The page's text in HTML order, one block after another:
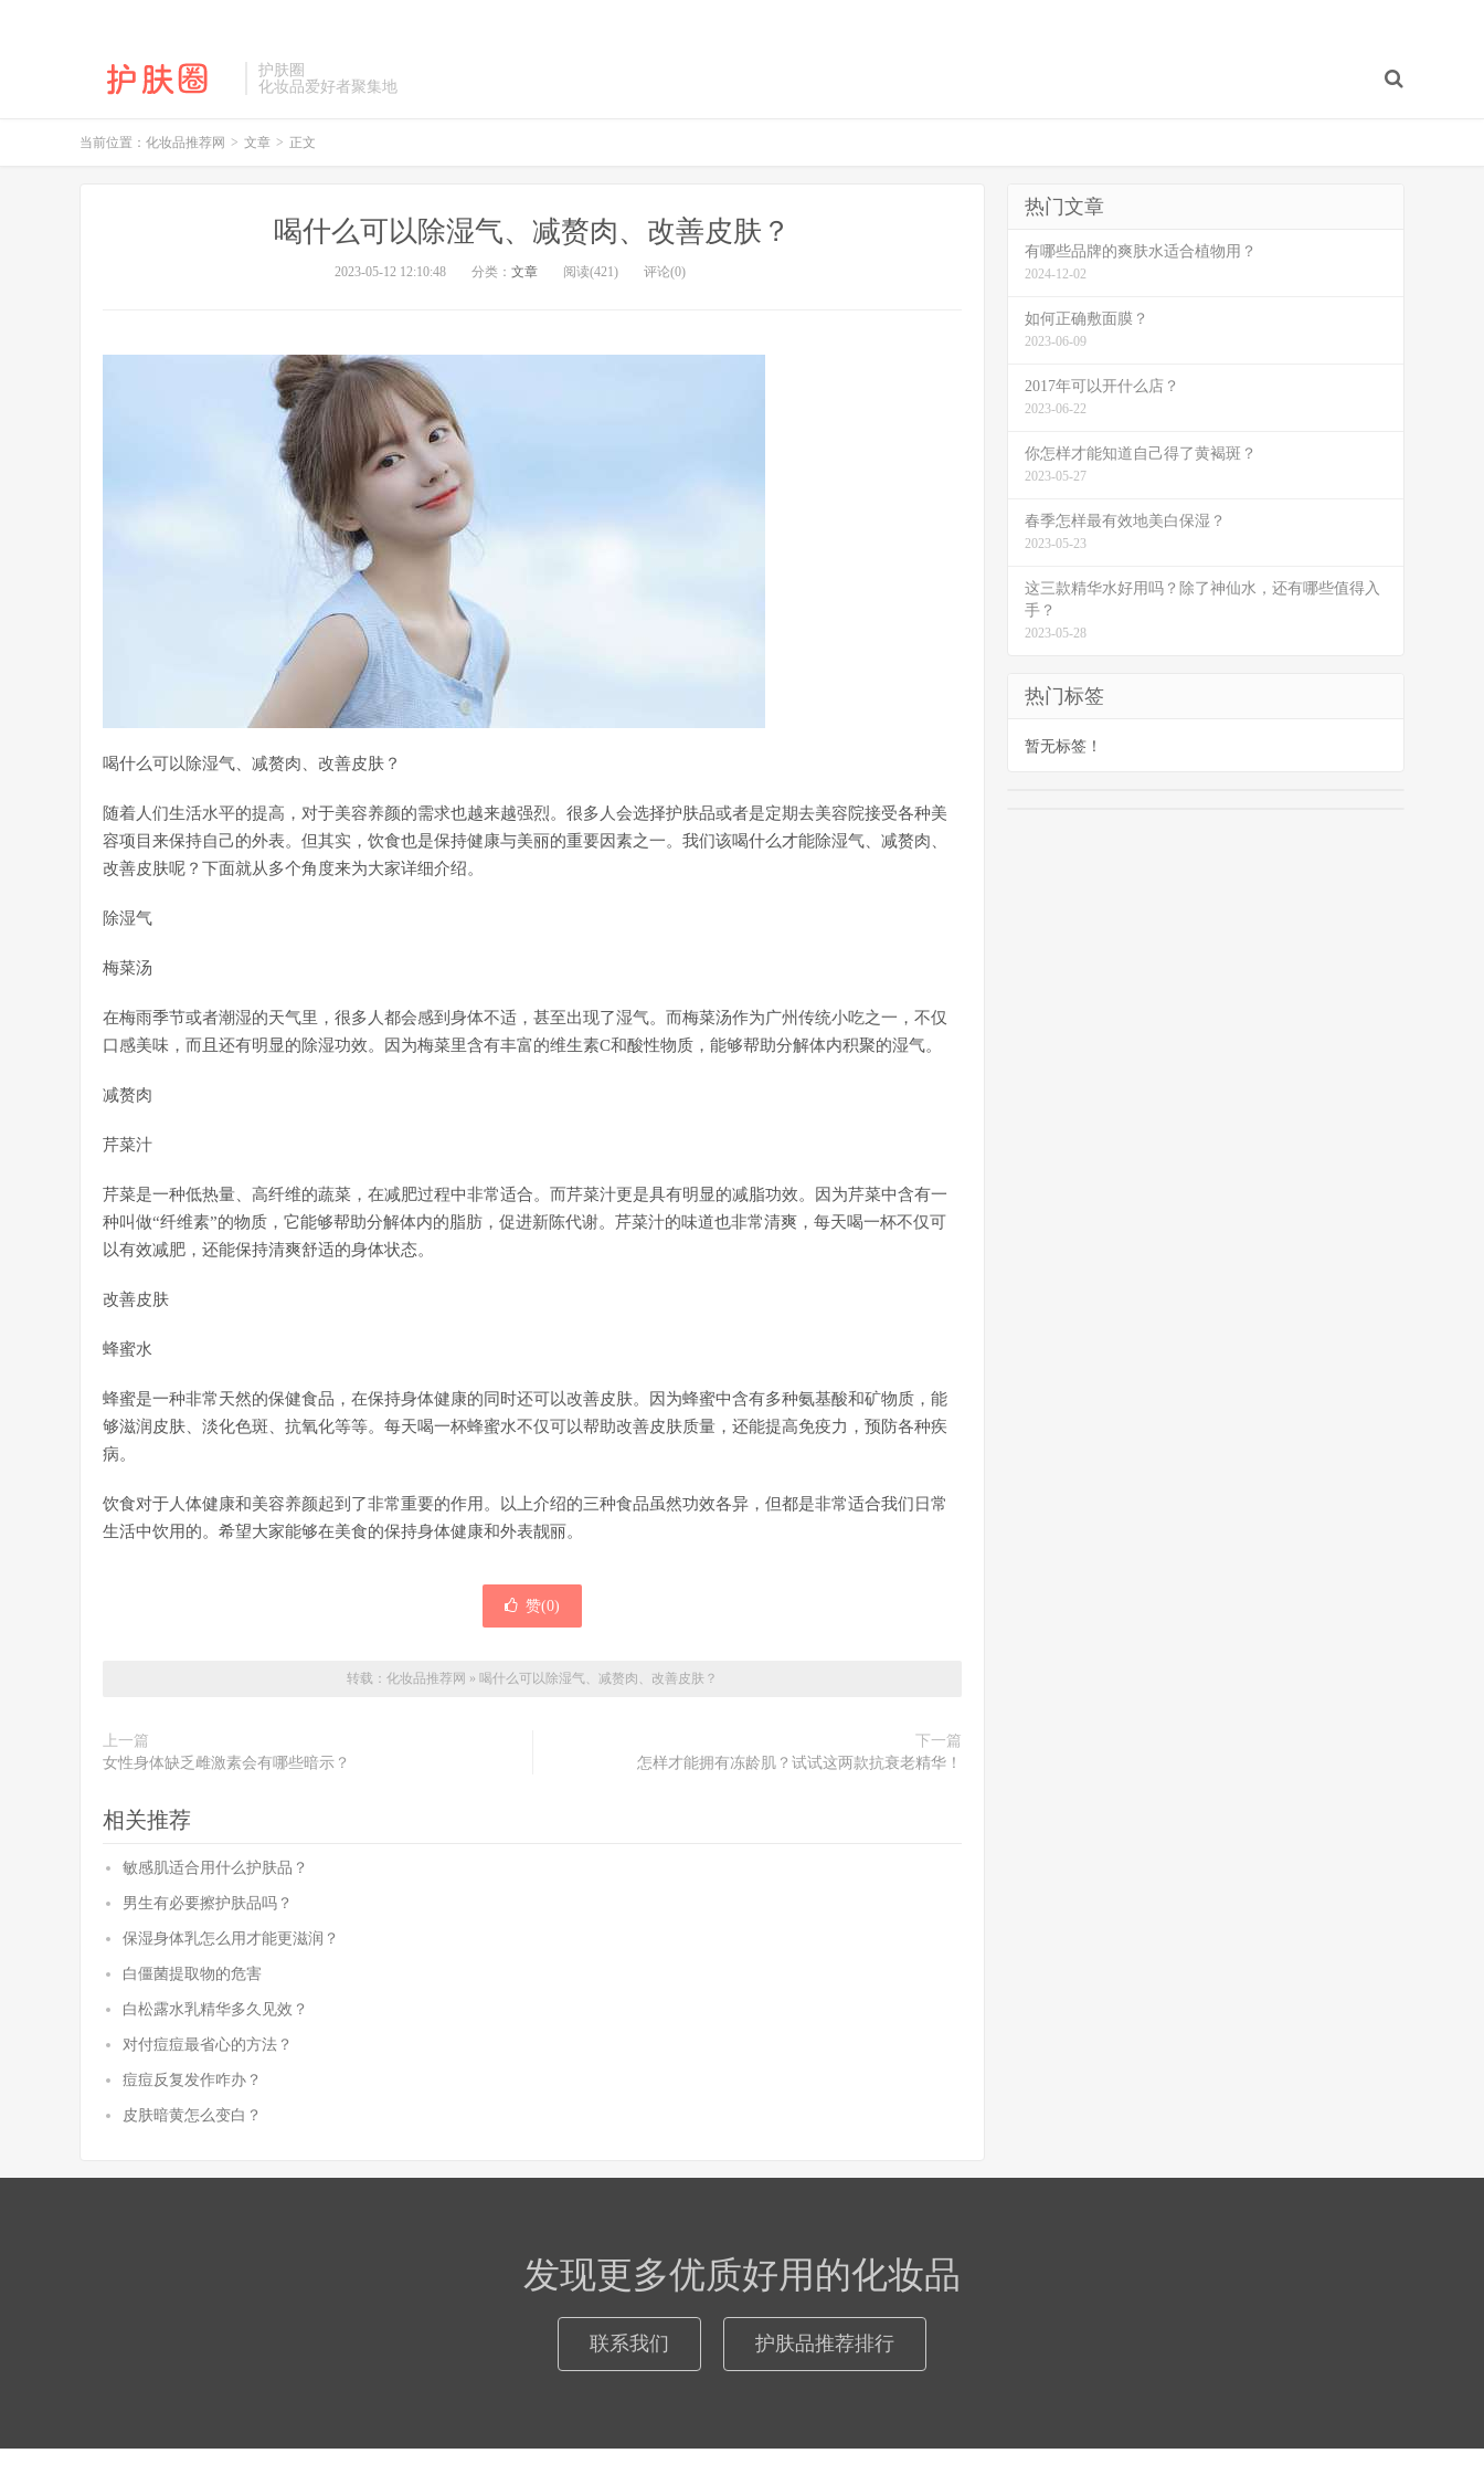
护肤圈
化妆品爱好者聚集地
当前位置： 化妆品推荐网 > 文章 > 正文
喝什么可以除湿气、减赘肉、改善皮肤？
2023-05-12 12:10:48 分类： 文章 阅读(421) 评论(0)
喝什么可以除湿气、减赘肉、改善皮肤？
随着人们生活水平的提高，对于美容养颜的需求也越来越强烈。很多人会选择护肤品或者是定期去美容院接受各种美
容项目来保持自己的外表。但其实，饮食也是保持健康与美丽的重要因素之一。我们该喝什么才能除湿气、减赘肉、
改善皮肤呢？下面就从多个角度来为大家详细介绍。
除湿气
梅菜汤
在梅雨季节或者潮湿的天气里，很多人都会感到身体不适，甚至出现了湿气。而梅菜汤作为广州传统小吃之一，不仅
口感美味，而且还有明显的除湿功效。因为梅菜里含有丰富的维生素C和酸性物质，能够帮助分解体内积聚的湿气。
减赘肉
芹菜汁
芹菜是一种低热量、高纤维的蔬菜，在减肥过程中非常适合。而芹菜汁更是具有明显的减脂功效。因为芹菜中含有一
种叫做“纤维素”的物质，它能够帮助分解体内的脂肪，促进新陈代谢。芹菜汁的味道也非常清爽，每天喝一杯不仅可
以有效减肥，还能保持清爽舒适的身体状态。
改善皮肤
蜂蜜水
蜂蜜是一种非常天然的保健食品，在保持身体健康的同时还可以改善皮肤。因为蜂蜜中含有多种氨基酸和矿物质，能
够滋润皮肤、淡化色斑、抗氧化等等。每天喝一杯蜂蜜水不仅可以帮助改善皮肤质量，还能提高免疫力，预防各种疾
病。
饮食对于人体健康和美容养颜起到了非常重要的作用。以上介绍的三种食品虽然功效各异，但都是非常适合我们日常
生活中饮用的。希望大家能够在美食的保持身体健康和外表靓丽。
赞(0)
转载： 化妆品推荐网 » 喝什么可以除湿气、减赘肉、改善皮肤？
上一篇
女性身体缺乏雌激素会有哪些暗示？
下一篇
怎样才能拥有冻龄肌？试试这两款抗衰老精华！
相关推荐
敏感肌适合用什么护肤品？
男生有必要擦护肤品吗？
保湿身体乳怎么用才能更滋润？
白僵菌提取物的危害
白松露水乳精华多久见效？
对付痘痘最省心的方法？
痘痘反复发作咋办？
皮肤暗黄怎么变白？
热门文章
有哪些品牌的爽肤水适合植物用？
2024-12-02
如何正确敷面膜？
2023-06-09
2017年可以开什么店？
2023-06-22
你怎样才能知道自己得了黄褐斑？
2023-05-27
春季怎样最有效地美白保湿？
2023-05-23
这三款精华水好用吗？除了神仙水，还有哪些值得入
手？
2023-05-28
热门标签
暂无标签！
发现更多优质好用的化妆品
联系我们 护肤品推荐排行